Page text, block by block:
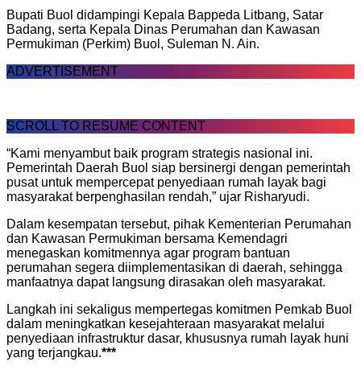
Bupati Buol didampingi Kepala Bappeda Litbang, Satar
Badang, serta Kepala Dinas Perumahan dan Kawasan
Permukiman (Perkim) Buol, Suleman N. Ain.
ADVERTISEMENT
SCROLL TO RESUME CONTENT
“Kami menyambut baik program strategis nasional ini.
Pemerintah Daerah Buol siap bersinergi dengan pemerintah
pusat untuk mempercepat penyediaan rumah layak bagi
masyarakat berpenghasilan rendah,” ujar Risharyudi.
Dalam kesempatan tersebut, pihak Kementerian Perumahan
dan Kawasan Permukiman bersama Kemendagri
menegaskan komitmennya agar program bantuan
perumahan segera diimplementasikan di daerah, sehingga
manfaatnya dapat langsung dirasakan oleh masyarakat.
Langkah ini sekaligus mempertegas komitmen Pemkab Buol
dalam meningkatkan kesejahteraan masyarakat melalui
penyediaan infrastruktur dasar, khususnya rumah layak huni
yang terjangkau.***